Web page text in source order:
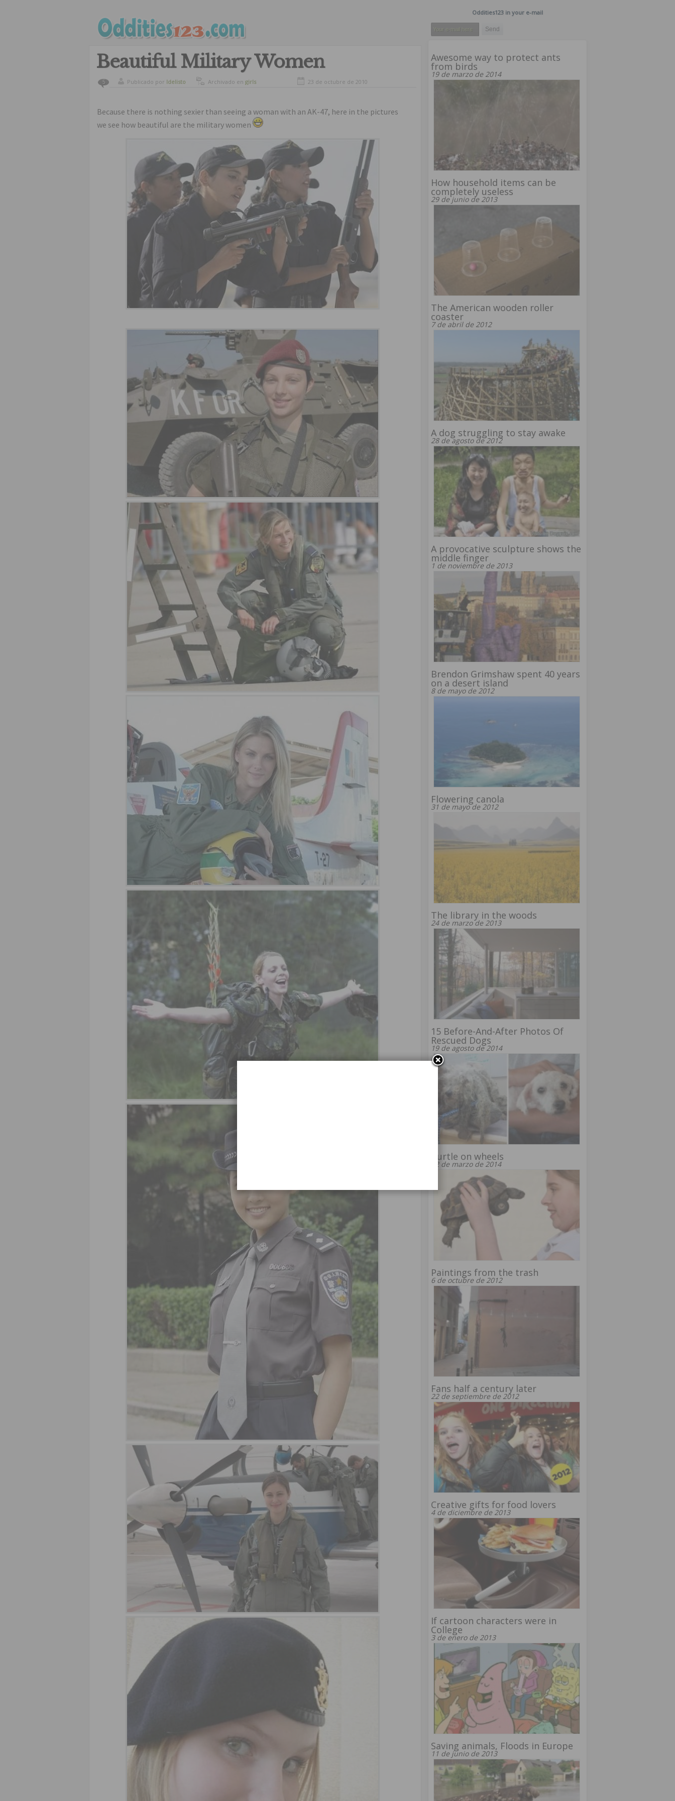
Beautiful Military Women
5 Publicado por ldelisto Archivado en girls 23 de octubre de 2010
Because there is nothing sexier than seeing a woman with an AK-47, here in the pictures
we see how beautiful are the military women
Oddities123 in your e-mail
Awesome way to protect ants
from birds
19 de marzo de 2014
How household items can be
completely useless
29 de junio de 2013
The American wooden roller
coaster
7 de abril de 2012
A dog struggling to stay awake
28 de agosto de 2012
A provocative sculpture shows the
middle finger
1 de noviembre de 2013
Brendon Grimshaw spent 40 years
on a desert island
8 de mayo de 2012
Flowering canola
31 de mayo de 2012
The library in the woods
24 de marzo de 2013
15 Before-And-After Photos Of
Rescued Dogs
19 de agosto de 2014
Turtle on wheels
12 de marzo de 2014
Paintings from the trash
6 de octubre de 2012
Fans half a century later
22 de septiembre de 2012
Creative gifts for food lovers
4 de diciembre de 2013
If cartoon characters were in
College
3 de enero de 2013
Saving animals, Floods in Europe
11 de junio de 2013